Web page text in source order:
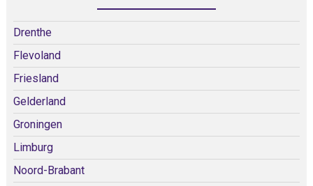
Drenthe
Flevoland
Friesland
Gelderland
Groningen
Limburg
Noord-Brabant